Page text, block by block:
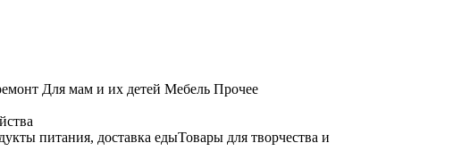
Для мам и их детей Мебель Прочее
питания, доставка едыТовары для творчества и